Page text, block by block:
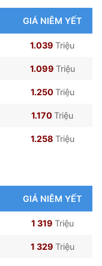
GIÁ NIÊM YẾT
1.039 Triệu
1.099 Triệu
1.250Triệu
1.170Triệu
1.258 Triệu
GIÁ NIÊM YẾT
1 319 Triệu
1 329 Triệu